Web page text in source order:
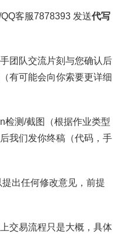
客服7878393 发送代写
团队交流片刻与您确认后
有可能会向你索要更详细
检测/截图（根据作业类型
我们发你终稿（代码，手
出任何修改意见，前提
交易流程只是大概，具体